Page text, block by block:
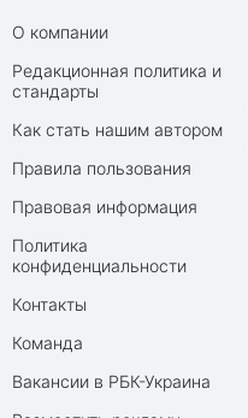
О компании
Редакционная политика и
стандарты
Как стать нашим автором
Правила пользования
Правовая информация
Политика
конфиденциальности
Контакты
Команда
Вакансии в РБК-Украина